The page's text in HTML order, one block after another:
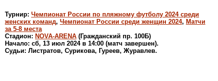
Турнир: Чемпионат России по пляжному футболу 2024 среди
женских команд, Чемпионат России среди женщин 2024, Матчи
за 5-8 места
Стадион: NOVA-ARENA (Гражданский пр. 100Б)
Начало: сб, 13 июл 2024 в 14:00 (матч завершен).
Судьи: Листратов, Сурикова, Гуреев, Журавлев.